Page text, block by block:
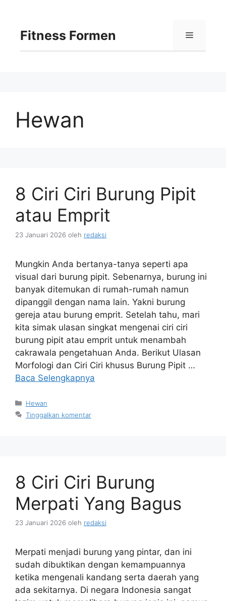
Fitness Formen Menu
Hewan
8 Ciri Ciri Burung Pipit
atau Emprit
23 Januari 2026 oleh redaksi
Mungkin Anda bertanya-tanya seperti apa
visual dari burung pipit. Sebenarnya, burung ini
banyak ditemukan di rumah-rumah namun
dipanggil dengan nama lain. Yakni burung
gereja atau burung emprit. Setelah tahu, mari
kita simak ulasan singkat mengenai ciri ciri
burung pipit atau emprit untuk menambah
cakrawala pengetahuan Anda. Berikut Ulasan
Morfologi dan Ciri Ciri khusus Burung Pipit …
Baca Selengkapnya
Kategori
Hewan
Tinggalkan komentar
8 Ciri Ciri Burung
Merpati Yang Bagus
23 Januari 2026 oleh redaksi
Merpati menjadi burung yang pintar, dan ini
sudah dibuktikan dengan kemampuannya
ketika mengenali kandang serta daerah yang
ada sekitarnya. Di negara Indonesia sangat